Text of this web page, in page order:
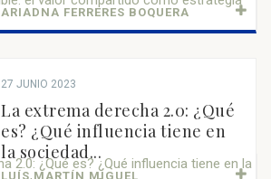
ARIADNA FERRERES BOQUERA
27 JUNIO 2023
La extrema derecha 2.0: ¿Qué
es? ¿Qué influencia tiene en
la sociedad...
LUÍS MARTÍN MIGUEL